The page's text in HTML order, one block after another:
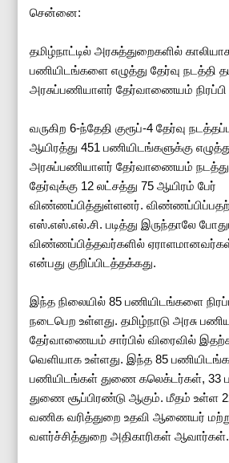
சென்னை:
தமிழ்நாட்டில் அரசுத்துறைகளில்
பணியிடங்களை எழுத்து தேர்வு நடத்தி
அரசுப்பணியாளர் தேர்வாணையம் நிரப்பி
வருகிற 6-ந்தேதி குரூப்-4 தேர்வு
ஆயிரத்து 451 பணியிடங்களுக்கு
அரசுப்பணியாளர் தேர்வாணையம்
தேர்வுக்கு 12 லட்சத்து 75 ஆயிரம் பேர்
விண்ணப்பித்துள்ளனர்.
எஸ்.எஸ்.எல்.சி. படித்து இருந்தாலே
விண்ணப்பித்தவர்களில்
என்பது குறிப்பிடத்தக்கது.
இந்த நிலையில் 85 பணியிடங்களை நிரப்ப
நடைபெற உள்ளது. தமிழ்நாடு அரசு
தேர்வாணையம் சார்பில் விரைவில்
வெளியாக உள்ளது. இந்த 85
பணியிடங்கள் துணை கலெக்டர்கள், 33
துணை சூப்பிரண்டு ஆகும். மீதம் உள்ள
வணிக வரித்துறை உதவி ஆணையர்
வளர்ச்சித்துறை அதிகாரிகள் ஆவார்கள்.